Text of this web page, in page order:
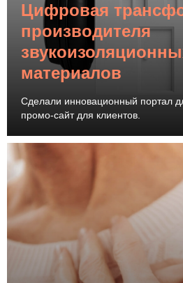
Цифровая
производителя
материалов
Сделали инновационный портал
промо-сайт для клиентов.